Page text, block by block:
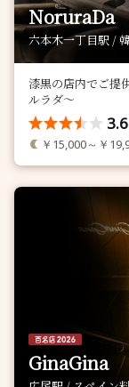
NoruraDa
六本木一丁目駅 /
漆黒の店内でご提
ルラダ〜
￥15,000～￥
GinaGina